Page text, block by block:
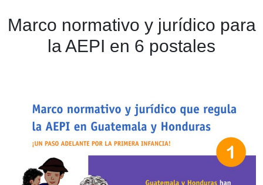
Marco normativo y jurídico para
la AEPI en 6 postales